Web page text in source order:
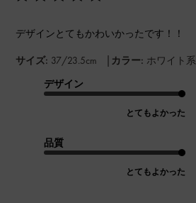
デザインとてもかわいかったです！！
サイズ: 37/23.5cm | カラー: ホワイト系
デザイン
とてもよかった
品質
とてもよかった